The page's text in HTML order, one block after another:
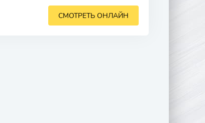
СМОТРЕТЬ ОНЛАЙН